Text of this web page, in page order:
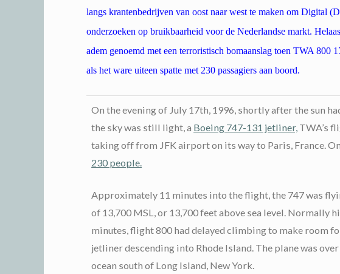
langs krantenbedrijven van oost naar west te maken om Digital
onderzoeken op bruikbaarheid voor de Nederlandse markt.
adem genoemd met een terroristisch bomaanslag toen TWA 800
als het ware uiteen spatte met 230 passagiers aan boord.
On the evening of July 17th, 1996, shortly after the sun
the sky was still light, a Boeing 747-131 jetliner, TWA’s
taking off from JFK airport on its way to Paris, France.
230 people.
Approximately 11 minutes into the flight, the 747 was
of 13,700 MSL, or 13,700 feet above sea level. Normally
minutes, flight 800 had delayed climbing to make room
jetliner descending into Rhode Island. The plane was
ocean south of Long Island, New York.